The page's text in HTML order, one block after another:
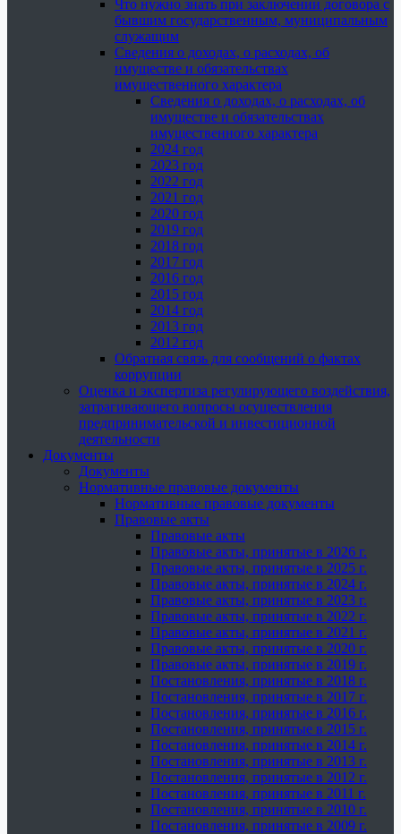
Что нужно знать при заключении договора с
бывшим государственным, муниципальным
служащим
Сведения о доходах, о расходах, об
имуществе и обязательствах
имущественного характера
Сведения о доходах, о расходах, об
имуществе и обязательствах
имущественного характера
2024 год
2023 год
2022 год
2021 год
2020 год
2019 год
2018 год
2017 год
2016 год
2015 год
2014 год
2013 год
2012 год
Обратная связь для сообщений о фактах
коррупции
Оценка и экспертиза регулирующего воздействия,
затрагивающего вопросы осуществления
предпринимательской и инвестиционной
деятельности
Документы
Документы
Нормативные правовые документы
Нормативные правовые документы
Правовые акты
Правовые акты
Правовые акты, принятые в 2026 г.
Правовые акты, принятые в 2025 г.
Правовые акты, принятые в 2024 г.
Правовые акты, принятые в 2023 г.
Правовые акты, принятые в 2022 г.
Правовые акты, принятые в 2021 г.
Правовые акты, принятые в 2020 г.
Правовые акты, принятые в 2019 г.
Постановления, принятые в 2018 г.
Постановления, принятые в 2017 г.
Постановления, принятые в 2016 г.
Постановления, принятые в 2015 г.
Постановления, принятые в 2014 г.
Постановления, принятые в 2013 г.
Постановления, принятые в 2012 г.
Постановления, принятые в 2011 г.
Постановления, принятые в 2010 г.
Постановления, принятые в 2009 г.